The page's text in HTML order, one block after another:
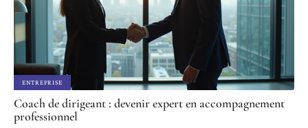
ENTREPRISE
Coach de dirigeant : devenir expert en accompagnement
professionnel